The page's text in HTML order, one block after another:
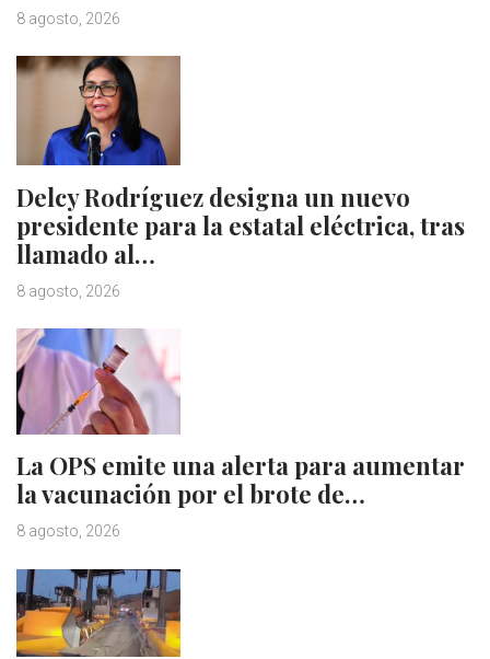
8 agosto, 2026
Delcy Rodríguez designa un nuevo
presidente para la estatal eléctrica, tras
llamado al…
8 agosto, 2026
La OPS emite una alerta para aumentar
la vacunación por el brote de…
8 agosto, 2026